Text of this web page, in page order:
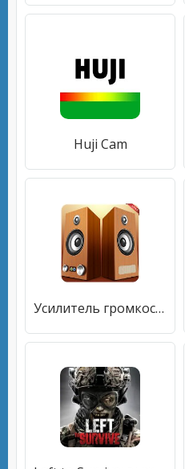
Huji Cam
Усилитель громкости